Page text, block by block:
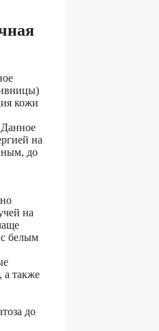
кожи
на
до
на
с белым
а также
до